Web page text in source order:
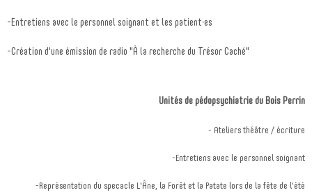
-Entretiens avec le personnel soignant et les patient·es
-Création d'une émission de radio "À la recherche du Trésor Caché"
Unités de pédopsychiatrie du Bois Perrin
- Ateliers théâtre / écriture
-Entretiens avec le personnel soignant
-Représentation du specacle L'Âne, la Forêt et la Patate lors de la fête de l'été